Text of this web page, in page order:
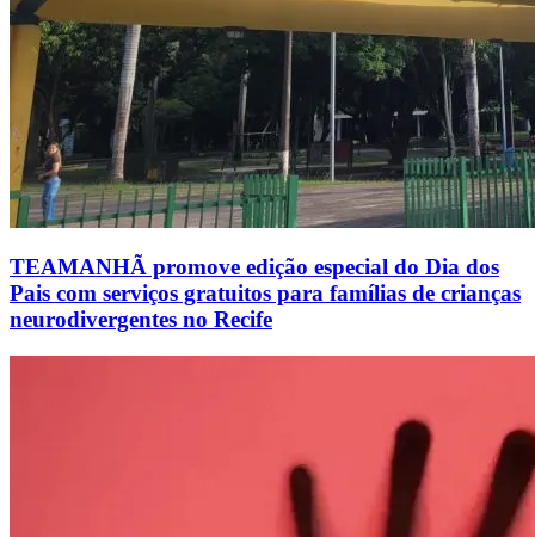
TEAMANHÃ promove edição especial do Dia dos
Pais com serviços gratuitos para famílias de crianças
neurodivergentes no Recife